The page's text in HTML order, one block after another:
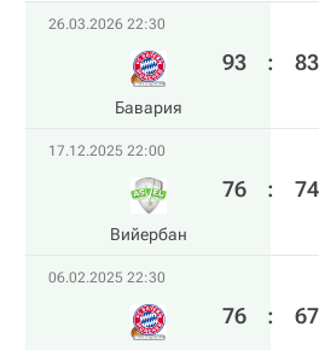
26.03.2026 22:30
Бавария
93 : 83
17.12.2025 22:00
Вийербан
76 : 74
06.02.2025 22:30
76 : 67